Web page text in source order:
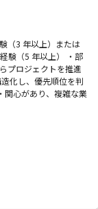
（3 年以上）または
験（5 年以上） ・部
プロジェクトを推進
化し、優先順位を判
関心があり、複雑な業